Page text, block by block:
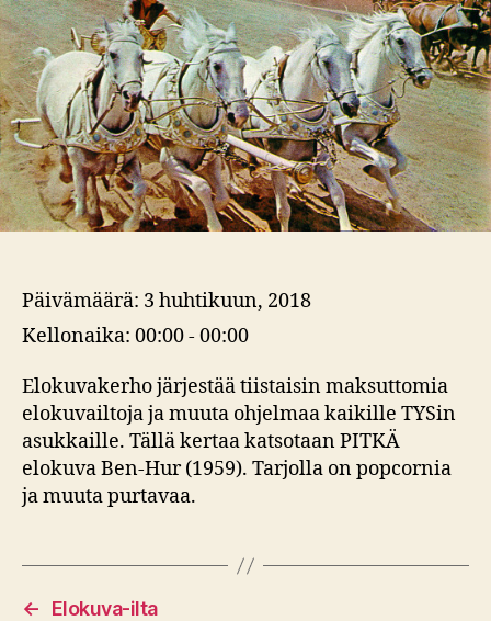
Päivämäärä: 3 huhtikuun, 2018
Kellonaika: 00:00 - 00:00
Elokuvakerho järjestää tiistaisin maksuttomia
elokuvailtoja ja muuta ohjelmaa kaikille TYSin
asukkaille. Tällä kertaa katsotaan PITKÄ
elokuva Ben-Hur (1959). Tarjolla on popcornia
ja muuta purtavaa.
← Elokuva-ilta